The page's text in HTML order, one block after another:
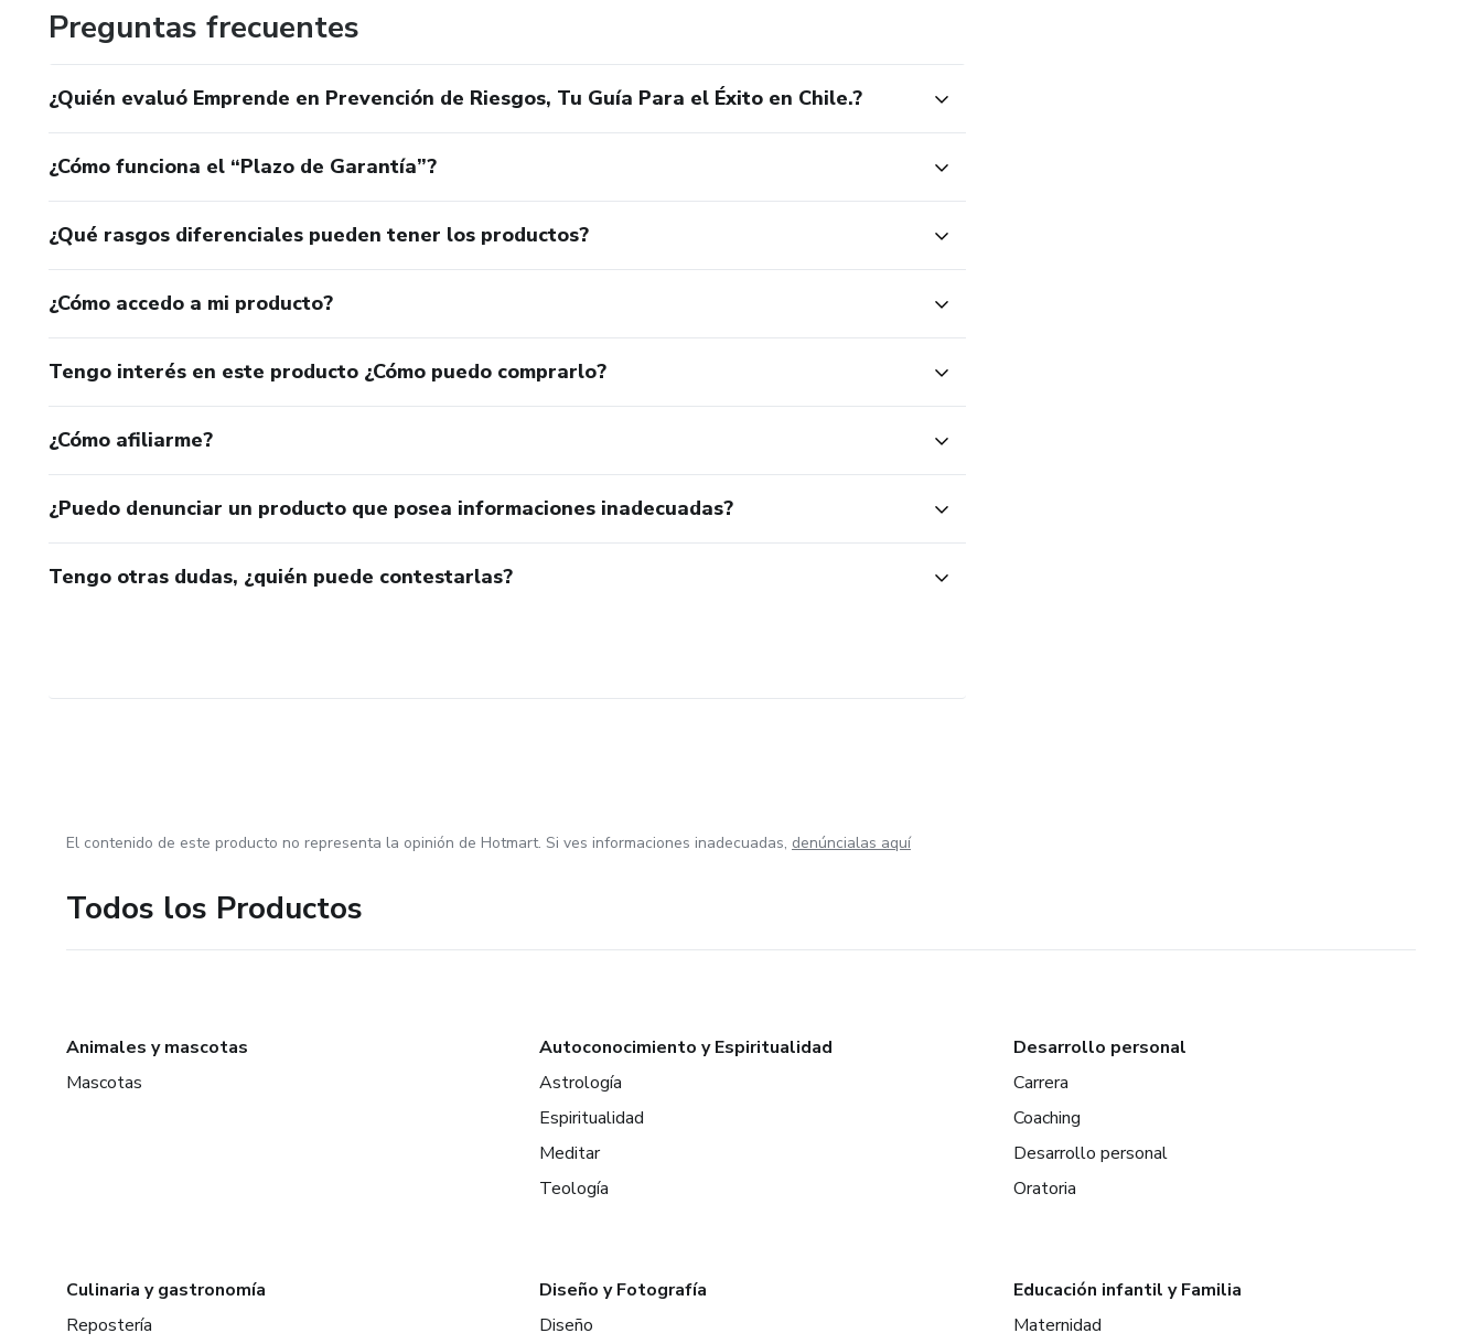
Preguntas frecuentes
¿Quién evaluó Emprende en Prevención de Riesgos, Tu Guía Para el Éxito en Chile.?
¿Cómo funciona el “Plazo de Garantía”?
¿Qué rasgos diferenciales pueden tener los productos?
¿Cómo accedo a mi producto?
Tengo interés en este producto ¿Cómo puedo comprarlo?
¿Cómo afiliarme?
¿Puedo denunciar un producto que posea informaciones inadecuadas?
Tengo otras dudas, ¿quién puede contestarlas?
El contenido de este producto no representa la opinión de Hotmart. Si ves informaciones inadecuadas, denúncialas aquí
Todos los Productos
Animales y mascotas
Mascotas
Autoconocimiento y Espiritualidad
Astrología
Espiritualidad
Meditar
Teología
Desarrollo personal
Carrera
Coaching
Desarrollo personal
Oratoria
Culinaria y gastronomía
Repostería
Diseño y Fotografía
Diseño
Educación infantil y Familia
Maternidad